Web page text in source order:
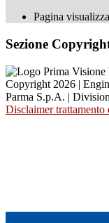
Pagina
Sezione
Copyright 2026 |
Parma S.p.A. |
Disclaimer trattamento